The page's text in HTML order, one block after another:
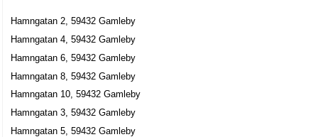
Hamngatan 2, 59432 Gamleby
Hamngatan 4, 59432 Gamleby
Hamngatan 6, 59432 Gamleby
Hamngatan 8, 59432 Gamleby
Hamngatan 10, 59432 Gamleby
Hamngatan 3, 59432 Gamleby
Hamngatan 5, 59432 Gamleby